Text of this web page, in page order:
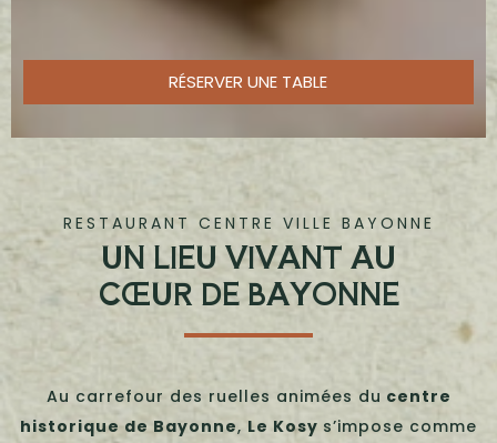
RÉSERVER UNE TABLE
RESTAURANT CENTRE VILLE BAYONNE
UN LIEU VIVANT AU
CŒUR DE BAYONNE
Au carrefour des ruelles animées du centre
historique de Bayonne, Le Kosy s’impose comme